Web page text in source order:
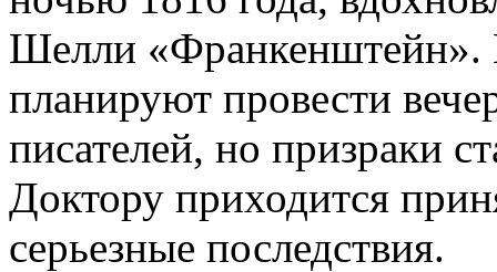
Шелли «Франкенштейн».
планируют провести
писателей, но призраки
Доктору приходится
серьезные последствия.